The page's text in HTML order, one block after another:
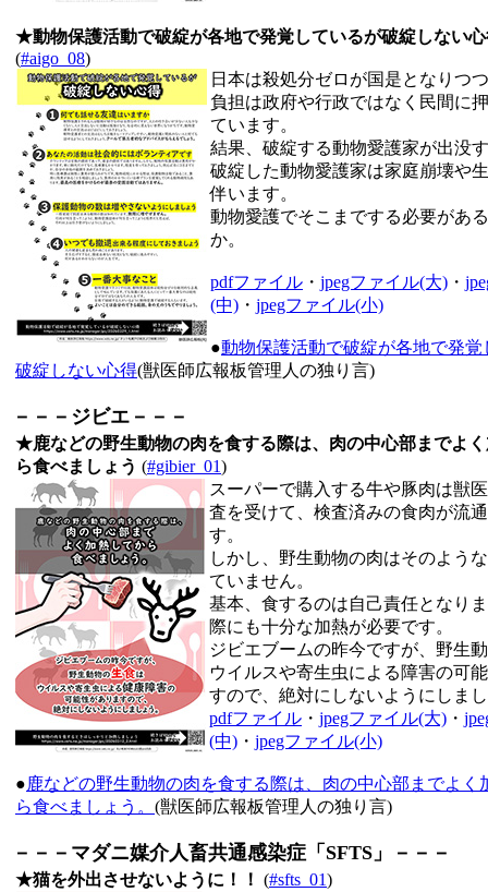
★動物保護活動で破綻が各地で発覚しているが破綻しない
(#aigo_08)
日本は殺処分ゼロが国是となりつ
負担は政府や行政ではなく民間に
ています。
結果、破綻する動物愛護家が出没
破綻した動物愛護家は家庭崩壊や
伴います。
動物愛護でそこまでする必要があ
か。
pdfファイル ・ jpegファイル(大) ・
(中) ・ jpegファイル(小)
●動物保護活動で破綻が各地で発覚
破綻しない心得(獣医師広報板管理人の独り言)
－－－ジビエ－－－
★鹿などの野生動物の肉を食する際は、肉の中心部までよ
ら食べましょう (#gibier_01)
スーパーで購入する牛や豚肉は獣
査を受けて、検査済みの食肉が流
す。
しかし、野生動物の肉はそのよう
ていません。
基本、食するのは自己責任となり
際にも十分な加熱が必要です。
ジビエブームの昨今ですが、野生
ウイルスや寄生虫による障害の可
すので、絶対にしないようにしま
pdfファイル ・ jpegファイル(大) ・
(中) ・ jpegファイル(小)
●鹿などの野生動物の肉を食する際は、肉の中心部までよく
ら食べましょう。 (獣医師広報板管理人の独り言)
－－－マダニ媒介人畜共通感染症「SFTS」－－－
★猫を外出させないように！！ (#sfts_01)